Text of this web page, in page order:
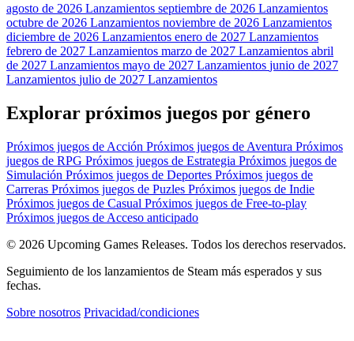
agosto de 2026 Lanzamientos septiembre de 2026 Lanzamientos
octubre de 2026 Lanzamientos noviembre de 2026 Lanzamientos
diciembre de 2026 Lanzamientos enero de 2027 Lanzamientos
febrero de 2027 Lanzamientos marzo de 2027 Lanzamientos abril
de 2027 Lanzamientos mayo de 2027 Lanzamientos junio de 2027
Lanzamientos julio de 2027 Lanzamientos
Explorar próximos juegos por género
Próximos juegos de Acción Próximos juegos de Aventura Próximos
juegos de RPG Próximos juegos de Estrategia Próximos juegos de
Simulación Próximos juegos de Deportes Próximos juegos de
Carreras Próximos juegos de Puzles Próximos juegos de Indie
Próximos juegos de Casual Próximos juegos de Free-to-play
Próximos juegos de Acceso anticipado
© 2026 Upcoming Games Releases. Todos los derechos reservados.
Seguimiento de los lanzamientos de Steam más esperados y sus
fechas.
Sobre nosotros Privacidad/condiciones